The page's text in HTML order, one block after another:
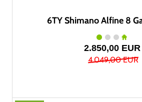
6TY Shimano Alfine 8
2.850,00 EUR
4.049,00 EUR